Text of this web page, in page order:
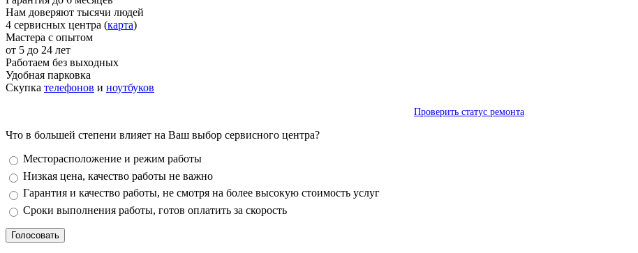
Нам доверяют тысячи людей
4 сервисных центра (карта)
Мастера с опытом
от 5 до 24 лет
Работаем без выходных
Удобная парковка
Скупка телефонов и ноутбуков
Проверить статус ремонта
Что в большей степени влияет на Ваш выбор сервисного центра?
Варианты
Месторасположение и режим работы
Низкая цена, качество работы не важно
Гарантия и качество работы, не смотря на более высокую стоимость услуг
Сроки выполнения работы, готов оплатить за скорость